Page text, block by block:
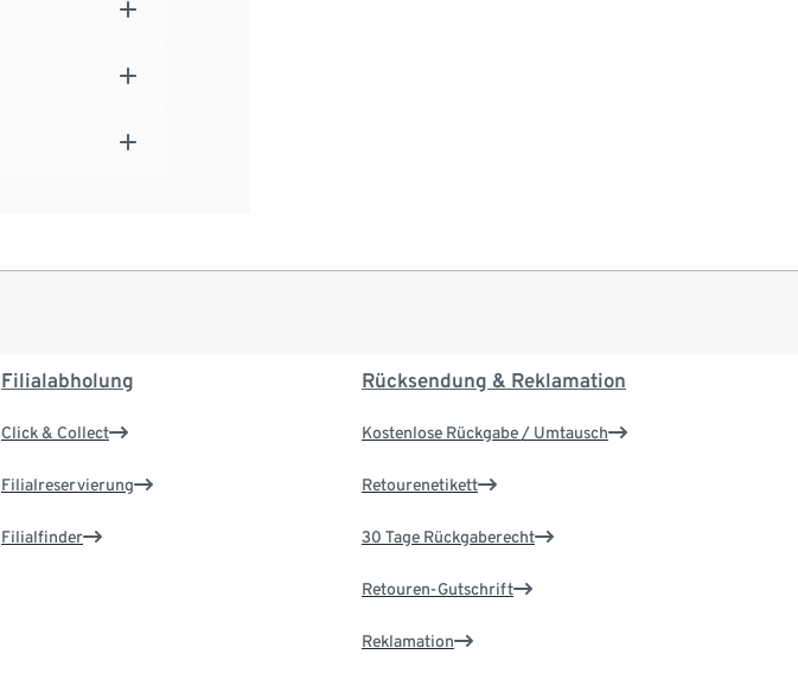
Filialabholung
Click & Collect
Filialreservierung
Filialfinder
Rücksendung & Reklamation
Kostenlose Rückgabe / Umtausch
Retourenetikett
30 Tage Rückgaberecht
Retouren-Gutschrift
Reklamation